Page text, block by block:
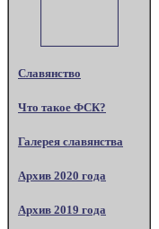
Славянство
Что такое ФСК?
Галерея славянства
Архив 2020 года
Архив 2019 года